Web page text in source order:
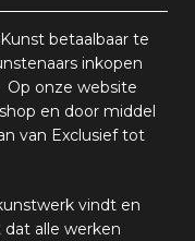
betaalbaar te
inkopen
Op onze website
en door middel
van Exclusief tot
vindt en
alle werken